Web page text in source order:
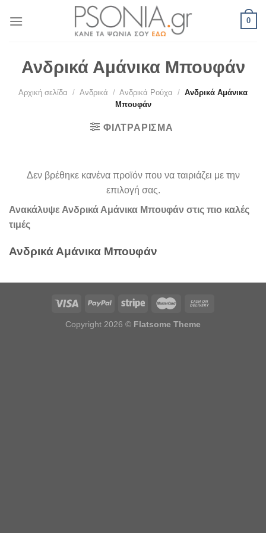
0
Ανδρικά Αμάνικα Μπουφάν
Αρχική σελίδα / Ανδρικά / Ανδρικά Ρούχα / Ανδρικά Αμάνικα
Μπουφάν
ΦΙΛΤΡΆΡΙΣΜΑ
Δεν βρέθηκε κανένα προϊόν που να ταιριάζει με την
επιλογή σας.
Ανακάλυψε Ανδρικά Αμάνικα Μπουφάν στις πιο καλές
τιμές
Ανδρικά Αμάνικα Μπουφάν
Copyright 2026 © Flatsome Theme